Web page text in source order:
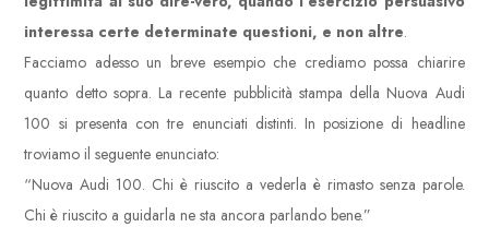
interessa certe determinate questioni, e non altre.
Facciamo adesso un breve esempio che crediamo possa chiarire
quanto detto sopra. La recente pubblicità stampa della Nuova Audi
100 si presenta con tre enunciati distinti. In posizione di headline
troviamo il seguente enunciato:
“Nuova Audi 100. Chi è riuscito a vederla è rimasto senza parole.
Chi è riuscito a guidarla ne sta ancora parlando bene.”